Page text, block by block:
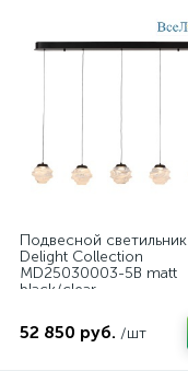
Подвесной светильник
Delight Collection
MD25030003-5B matt
black/clear
52 850 руб. /шт